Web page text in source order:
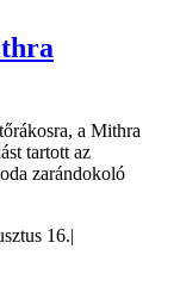
a Mithra
tartott az
zarándokoló
16.|